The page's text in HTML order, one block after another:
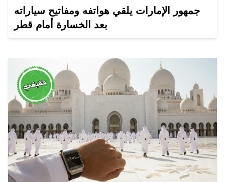
جمهور الإمارات يلقي هواتفه ومفاتيح سياراته
بعد الخسارة أمام قطر